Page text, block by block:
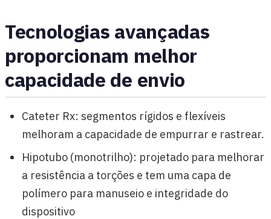
Tecnologias avançadas
proporcionam melhor
capacidade de envio
Cateter Rx: segmentos rígidos e flexíveis
melhoram a capacidade de empurrar e rastrear.
Hipotubo (monotrilho): projetado para melhorar
a resistência a torções e tem uma capa de
polímero para manuseio e integridade do
dispositivo